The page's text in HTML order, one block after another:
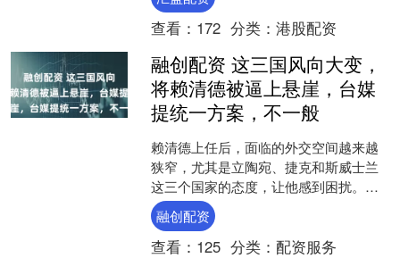
投票同意解除冻结为止....
查看： 172 分类： 港股配资
融创配资 这三国风向大变，
将赖清德被逼上悬崖，台媒
提统一方案，不一般
赖清德上任后，面临的外交空间越来越
狭窄，尤其是立陶宛、捷克和斯威士兰
这三个国家的态度，让他感到困扰。立
陶宛在2021年设立了以“台湾”命名的代表
处，结果与中国大....
融创配资
查看： 125 分类： 配资服务